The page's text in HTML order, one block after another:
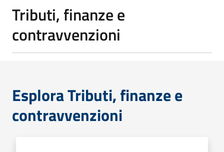
Tributi, finanze e
contravvenzioni
Esplora Tributi, finanze e
contravvenzioni